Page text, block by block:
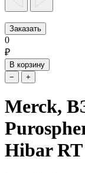
Заказать
0
₽
В корзину
−
+
Merck,
Hibar RT